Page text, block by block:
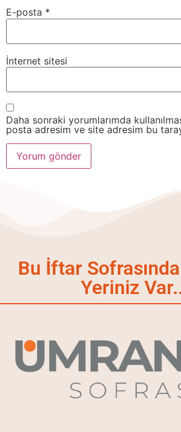
E-posta *
İnternet sitesi
Daha sonraki yorumlarımda
posta adresim ve site adresim bu
Bu İftar
Yeriniz